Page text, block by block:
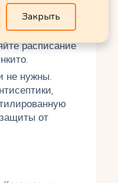
и рестораны
особенно
расписание
не нужны.
от
Закрыть